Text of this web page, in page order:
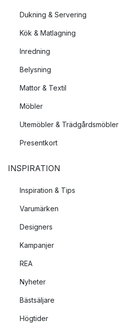
Dukning & Servering
Kök & Matlagning
Inredning
Belysning
Mattor & Textil
Möbler
Utemöbler & Trädgårdsmöbler
Presentkort
INSPIRATION
Inspiration & Tips
Varumärken
Designers
Kampanjer
REA
Nyheter
Bästsäljare
Högtider